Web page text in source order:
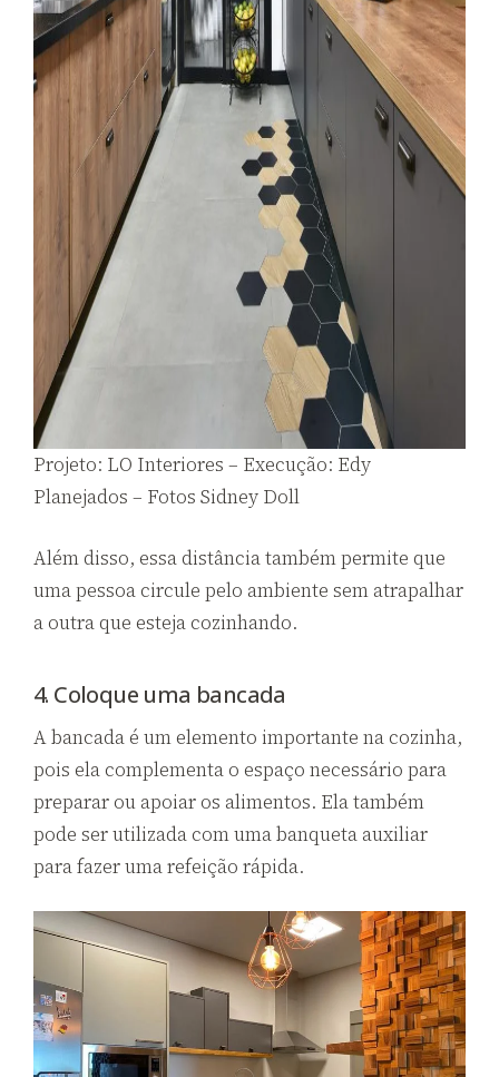
Projeto: LO Interiores – Execução: Edy
Planejados – Fotos Sidney Doll
Além disso, essa distância também permite que
uma pessoa circule pelo ambiente sem atrapalhar
a outra que esteja cozinhando.
4. Coloque uma bancada
A bancada é um elemento importante na cozinha,
pois ela complementa o espaço necessário para
preparar ou apoiar os alimentos. Ela também
pode ser utilizada com uma banqueta auxiliar
para fazer uma refeição rápida.